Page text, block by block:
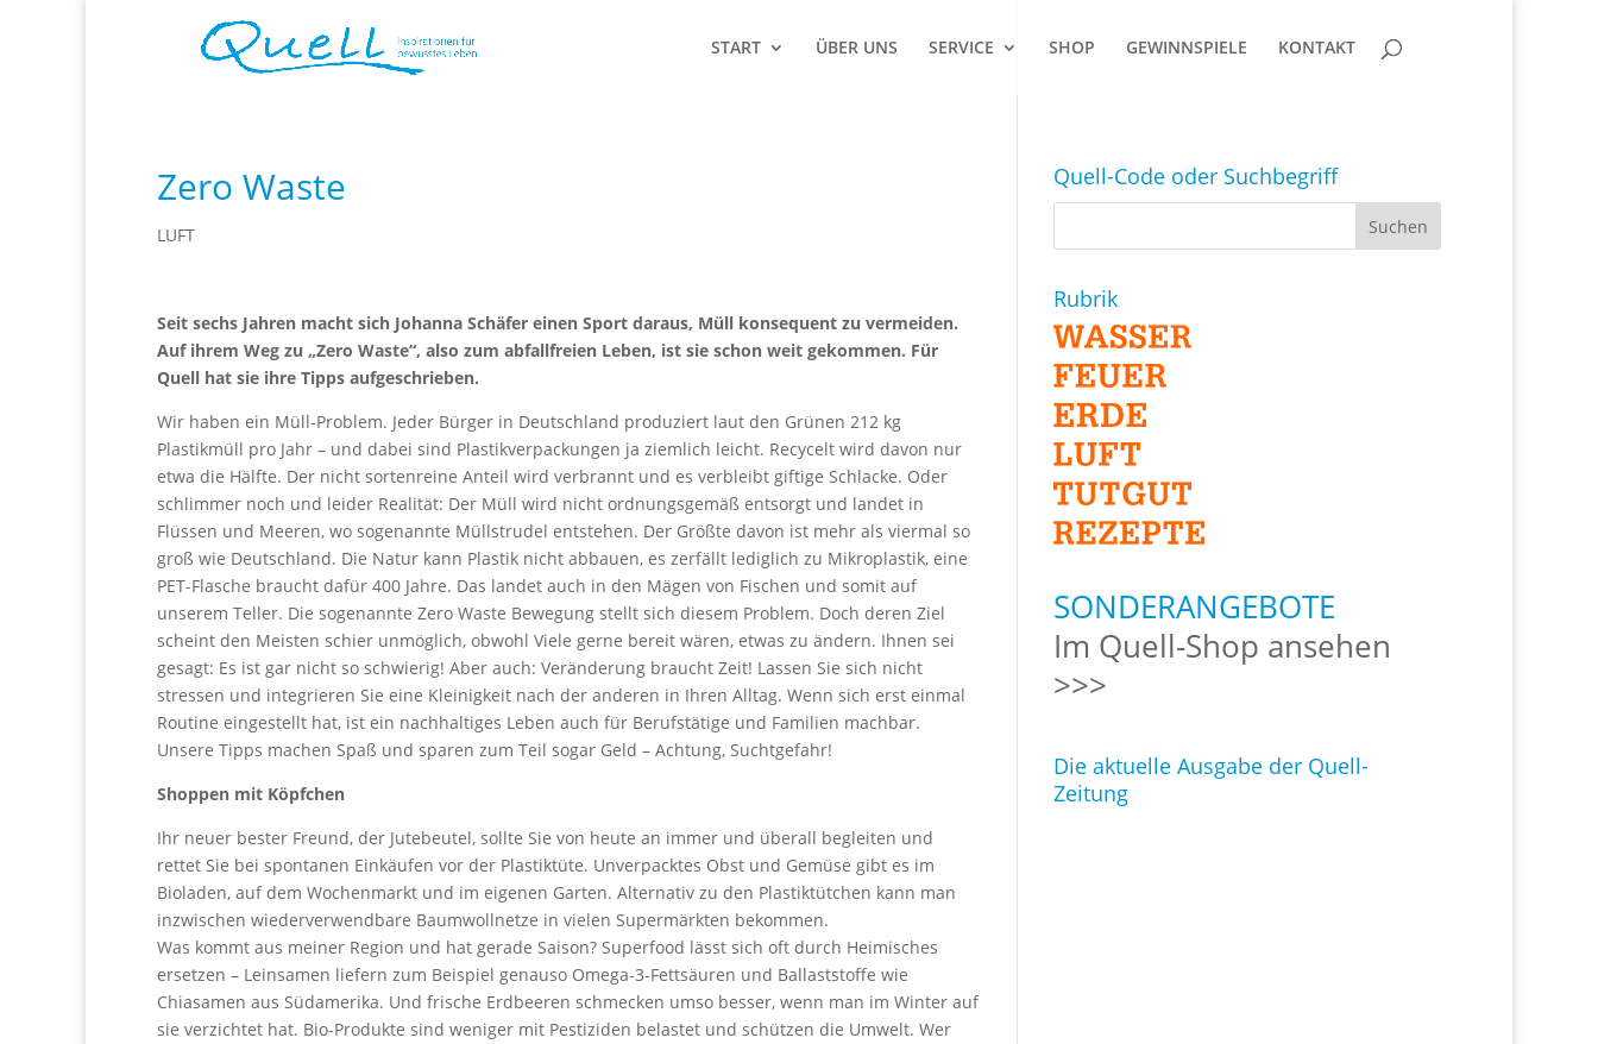
START ÜBER UNS SERVICE SHOP GEWINNSPIELE KONTAKT
Zero Waste
LUFT
Seit sechs Jahren macht sich Johanna Schäfer einen Sport daraus, Müll konsequent zu vermeiden.
Auf ihrem Weg zu „Zero Waste“, also zum abfallfreien Leben, ist sie schon weit gekommen. Für
Quell hat sie ihre Tipps aufgeschrieben.
Wir haben ein Müll-Problem. Jeder Bürger in Deutschland produziert laut den Grünen 212 kg
Plastikmüll pro Jahr – und dabei sind Plastikverpackungen ja ziemlich leicht. Recycelt wird davon nur
etwa die Hälfte. Der nicht sortenreine Anteil wird verbrannt und es verbleibt giftige Schlacke. Oder
schlimmer noch und leider Realität: Der Müll wird nicht ordnungsgemäß entsorgt und landet in
Flüssen und Meeren, wo sogenannte Müllstrudel entstehen. Der Größte davon ist mehr als viermal so
groß wie Deutschland. Die Natur kann Plastik nicht abbauen, es zerfällt lediglich zu Mikroplastik, eine
PET-Flasche braucht dafür 400 Jahre. Das landet auch in den Mägen von Fischen und somit auf
unserem Teller. Die sogenannte Zero Waste Bewegung stellt sich diesem Problem. Doch deren Ziel
scheint den Meisten schier unmöglich, obwohl Viele gerne bereit wären, etwas zu ändern. Ihnen sei
gesagt: Es ist gar nicht so schwierig! Aber auch: Veränderung braucht Zeit! Lassen Sie sich nicht
stressen und integrieren Sie eine Kleinigkeit nach der anderen in Ihren Alltag. Wenn sich erst einmal
Routine eingestellt hat, ist ein nachhaltiges Leben auch für Berufstätige und Familien machbar.
Unsere Tipps machen Spaß und sparen zum Teil sogar Geld – Achtung, Suchtgefahr!
Shoppen mit Köpfchen
Ihr neuer bester Freund, der Jutebeutel, sollte Sie von heute an immer und überall begleiten und
rettet Sie bei spontanen Einkäufen vor der Plastiktüte. Unverpacktes Obst und Gemüse gibt es im
Bioladen, auf dem Wochenmarkt und im eigenen Garten. Alternativ zu den Plastiktütchen kann man
inzwischen wiederverwendbare Baumwollnetze in vielen Supermärkten bekommen.
Was kommt aus meiner Region und hat gerade Saison? Superfood lässt sich oft durch Heimisches
ersetzen – Leinsamen liefern zum Beispiel genauso Omega-3-Fettsäuren und Ballaststoffe wie
Chiasamen aus Südamerika. Und frische Erdbeeren schmecken umso besser, wenn man im Winter auf
sie verzichtet hat. Bio-Produkte sind weniger mit Pestiziden belastet und schützen die Umwelt. Wer
Quell-Code oder Suchbegriff
Rubrik
SONDERANGEBOTE
Im Quell-Shop ansehen
>>>
Die aktuelle Ausgabe der Quell-
Zeitung